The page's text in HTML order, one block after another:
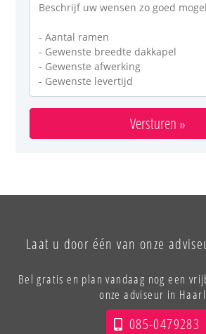
Versturen »
Laat u door één van onze
Bel gratis en plan vandaag nog een
onze adviseur in
085-0479283